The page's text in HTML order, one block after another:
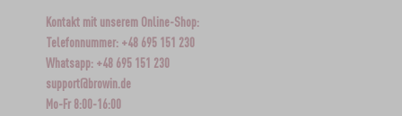
Kontakt mit unserem Online-Shop:
Telefonnummer: +48 695 151 230
Whatsapp: +48 695 151 230
support@browin.de
Mo-Fr 8:00-16:00